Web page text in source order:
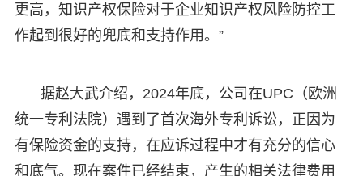
更高，知识产权保险对于企业知识产权风险防控工
作起到很好的兜底和支持作用。”
据赵大武介绍，2024年底，公司在UPC（欧洲
统一专利法院）遇到了首次海外专利诉讼，正因为
有保险资金的支持，在应诉过程中才有充分的信心
和底气。现在案件已经结束，产生的相关法律费用